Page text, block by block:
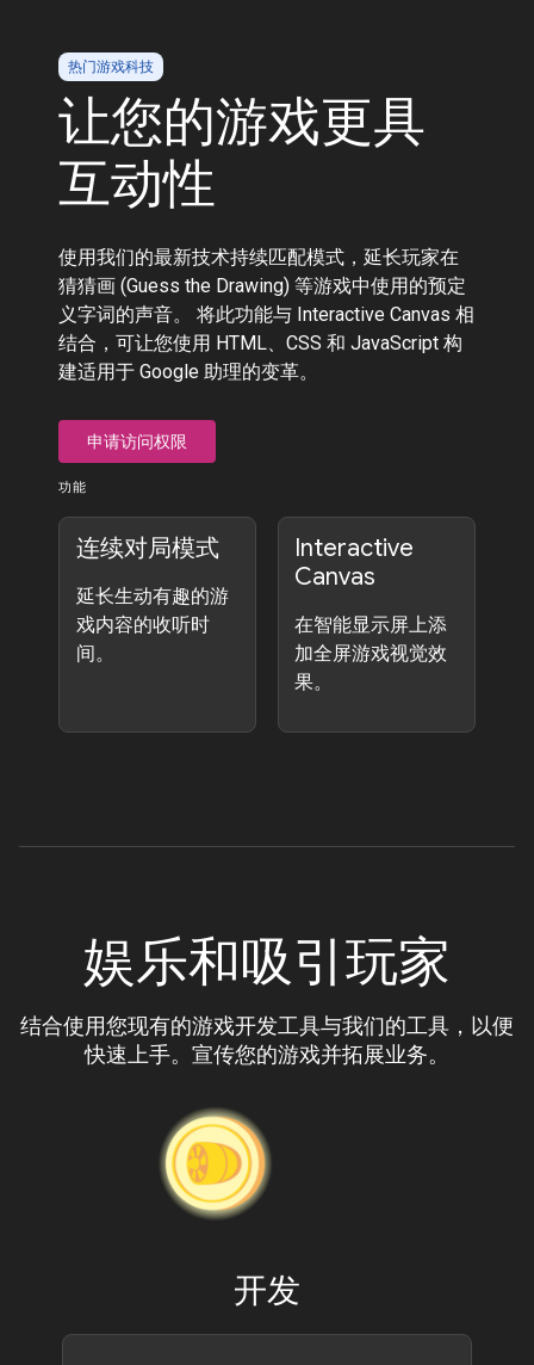
热门游戏科技
让您的游戏更具
互动性
使用我们的最新技术持续匹配模式，延长玩家在
猜猜画 (Guess the Drawing) 等游戏中使用的预定
义字词的声音。 将此功能与 Interactive Canvas 相
结合，可让您使用 HTML、CSS 和 JavaScript 构
建适用于 Google 助理的变革。
申请访问权限
功能
连续对局模式
延长生动有趣的游
戏内容的收听时
间。
Interactive
Canvas
在智能显示屏上添
加全屏游戏视觉效
果。
娱乐和吸引玩家
结合使用您现有的游戏开发工具与我们的工具，以便
快速上手。宣传您的游戏并拓展业务。
开发